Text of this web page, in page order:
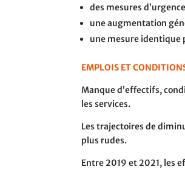
des mesures
une augmentation
une mesure identique
EMPLOIS ET
Manque d’effectifs,
les services.
Les trajectoires de
plus rudes.
Entre 2019 et 2021, les